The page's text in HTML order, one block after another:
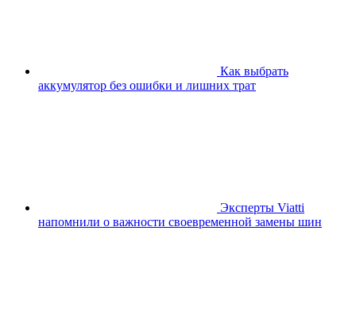
Как выбрать
аккумулятор без ошибки и лишних трат
Эксперты Viatti
напомнили о важности своевременной замены шин